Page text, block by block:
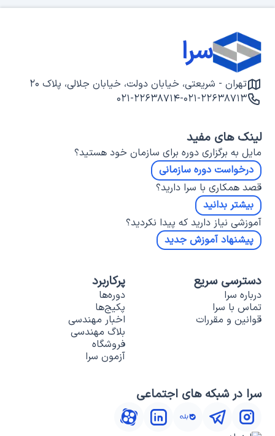
سرا
تهران - شریعتی، خیابان دولت، خیابان جلالی، پلاک ۲۰
۰۲۱-۲۲۶۳۸۷۱۳-۰۲۱-۲۲۶۳۸۷۱۴
لینک های مفید
مایل به برگزاری دوره برای سازمان خود هستید؟
درخواست دوره سازمانی
قصد همکاری با سرا دارید؟
بیشتر بدانید
آموزشی نیاز دارید که پیدا نکردید؟
پیشنهاد آموزش جدید
دسترسی سریع
درباره سرا
تماس با سرا
قوانین و مقررات
پرکاربرد
دوره‌ها
پکیج‌ها
اخبار مهندسی
بلاگ مهندسی
فروشگاه
آزمون سرا
سرا در شبکه های اجتماعی